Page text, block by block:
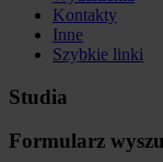
Kontakty
Inne
Szybkie linki
Studia
Formularz